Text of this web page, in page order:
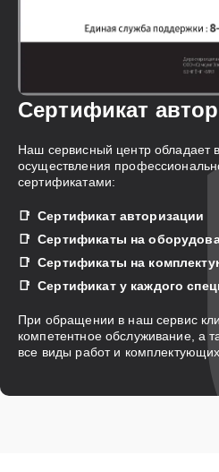
Сертификат
Наш сервисный центр
осуществления
сертификатами:
Сертификат авторизации
Сертификаты на
Сертификаты на
Сертификат у каждого
При обращении в наш сервис
компетентное обслуживание, а
все виды работ и комплектующих.